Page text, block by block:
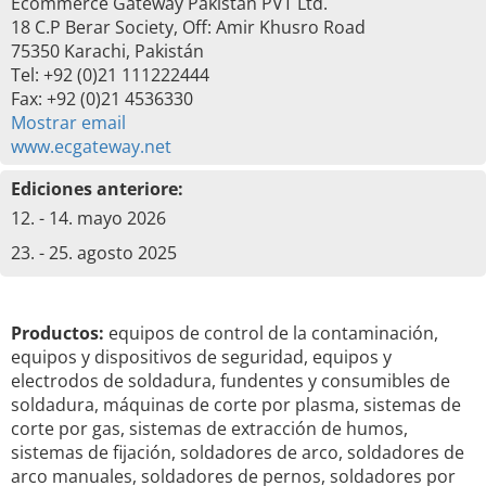
18 C.P Berar Society, Off: Amir Khusro Road
75350 Karachi, Pakistán
Tel: +92 (0)21 111222444
Fax: +92 (0)21 4536330
Mostrar email
www.ecgateway.net
Ediciones anteriore:
12. - 14. mayo 2026
23. - 25. agosto 2025
Productos: equipos de control de la contaminación,
equipos y dispositivos de seguridad, equipos y
electrodos de soldadura, fundentes y consumibles de
soldadura, máquinas de corte por plasma, sistemas de
corte por gas, sistemas de extracción de humos,
sistemas de fijación, soldadores de arco, soldadores de
arco manuales, soldadores de pernos, soldadores por